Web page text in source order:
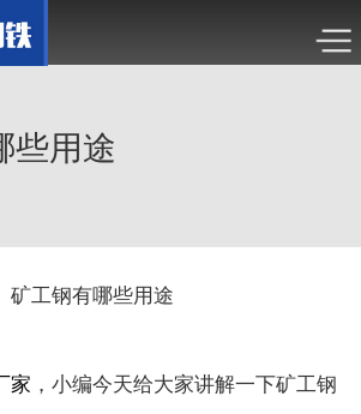
些用途
矿工钢有哪些用途
家 ，小编今天给大家讲解一下矿工钢